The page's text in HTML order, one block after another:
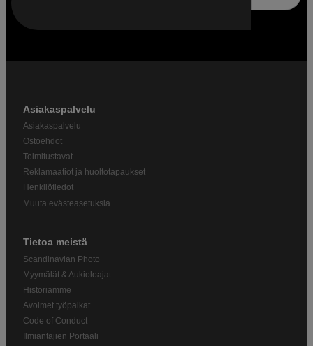
Asiakaspalvelu
Asiakaspalvelu
Ostoehdot
Toimitustavat
Reklamaatiot ja huoltotapaukset
Henkilötiedot
Muuta evästeasetuksia
Tietoa meistä
Scandinavian Photo
Myymälät & Aukioloajat
Historiamme
Avoimet työpaikat
Code of Conduct
Ilmiantajien Portaali